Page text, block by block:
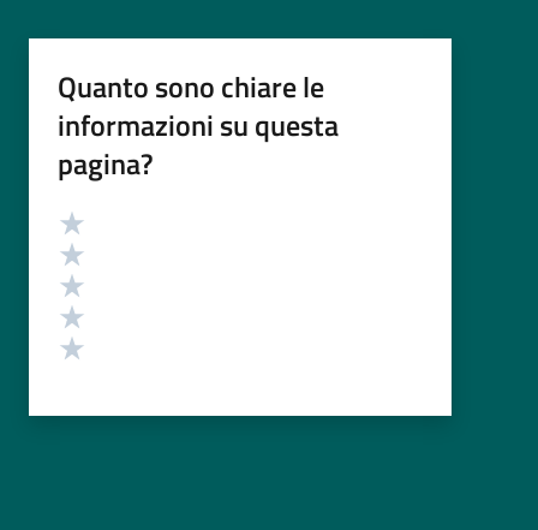
Quanto sono chiare le
informazioni su questa
pagina?
Valutazione